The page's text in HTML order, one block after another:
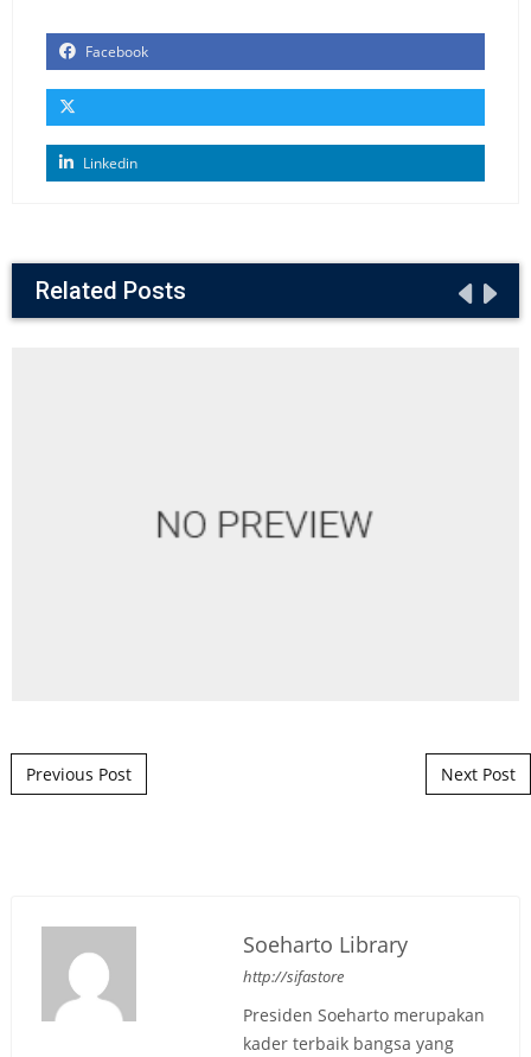
Facebook
Linkedin
Related Posts
Post navigation
Previous Post Next Post
Soeharto Library
http://sifastore
Presiden Soeharto merupakan
kader terbaik bangsa yang